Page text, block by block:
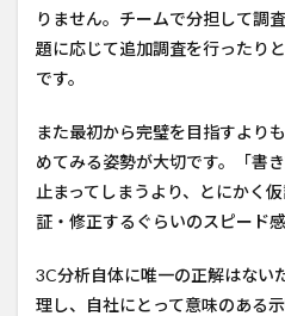
りません。チームで分担して調
題に応じて追加調査を行ったり
です。
また最初から完璧を目指すより
めてみる姿勢が大切です。「書
止まってしまうより、とにかく
証・修正するぐらいのスピード感
3C分析自体に唯一の正解はない
理し、自社にとって意味のある